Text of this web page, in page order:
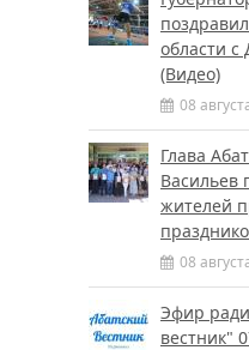
области с
(Видео)
08
Глава
Васильев
жителей
08
Эфир
вестник"